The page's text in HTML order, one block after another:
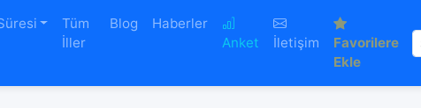
Tüm
İller
Blog
Haberler
Anket
İletişim
Favorilere
Ekle